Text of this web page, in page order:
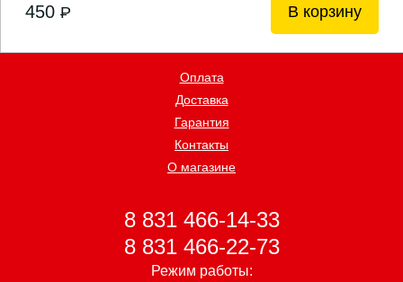
450 P В корзину
Оплата
Доставка
Гарантия
Контакты
О магазине
8 831 466-14-33
8 831 466-22-73
Режим работы: